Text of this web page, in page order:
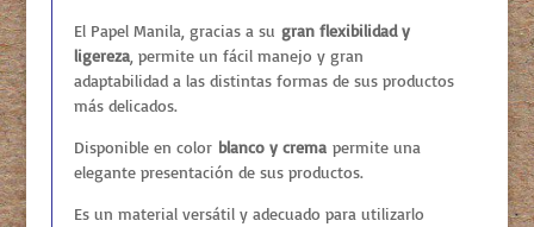
El Papel Manila, gracias a su gran flexibilidad y
ligereza, permite un fácil manejo y gran
adaptabilidad a las distintas formas de sus productos
más delicados.
Disponible en color blanco y cremapermite una
elegante presentación de sus productos.
Es un material versátil y adecuado para utilizarlo